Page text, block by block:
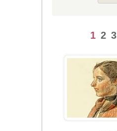
1 2 3